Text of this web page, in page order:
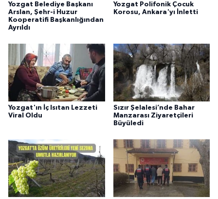
Yozgat Belediye Başkanı
Arslan, Şehr-i Huzur
Kooperatifi Başkanlığından
Ayrıldı
Yozgat Polifonik Çocuk
Korosu, Ankara'yı İnletti
Yozgat'ın İç Isıtan Lezzeti
Viral Oldu
Sızır Şelalesi’nde Bahar
Manzarası Ziyaretçileri
Büyüledi